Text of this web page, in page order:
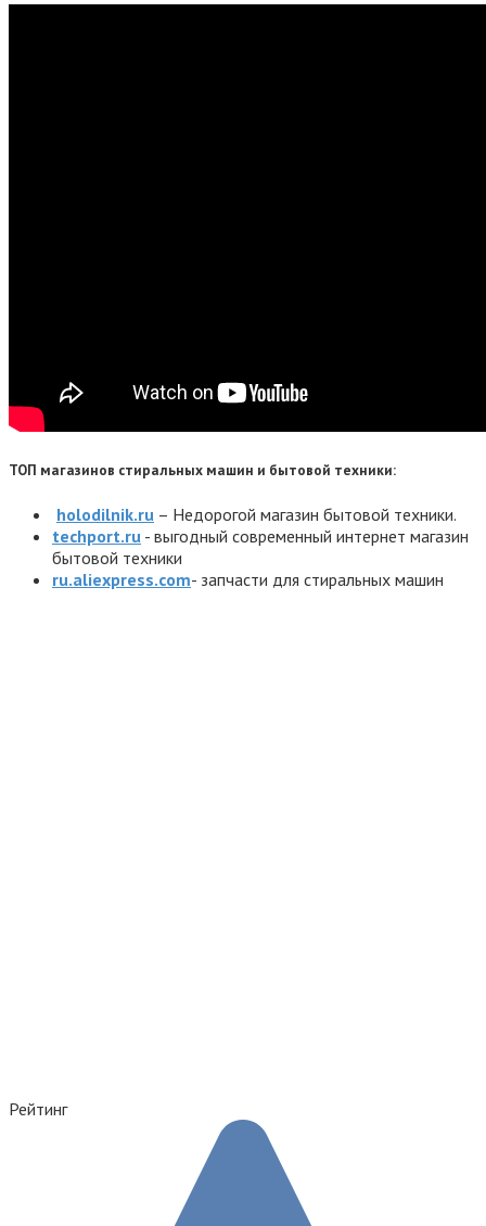
ТОП магазинов стиральных машин и бытовой техники:
holodilnik.ru – Недорогой магазин бытовой техники.
techport.ru - выгодный современный интернет магазин
бытовой техники
ru.aliexpress.com- запчасти для стиральных машин
Рейтинг